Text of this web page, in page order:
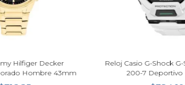
43mm
Reloj Casio G-Shock G-SQUAD GBD-
200-7 Deportivo Blanco